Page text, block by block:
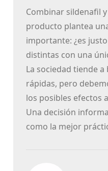
Combinar sildenafil
producto plantea
importante: ¿es
distintas con una
La sociedad tiende
rápidas, pero
los posibles efectos
Una decisión
como la mejor